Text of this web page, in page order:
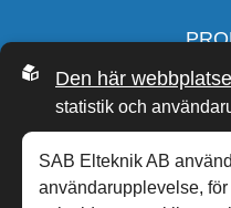
SAB
Den här
statistik och
SAB Elteknik AB
användarupplevelse,